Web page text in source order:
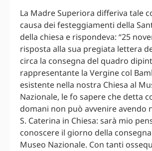
La Madre Superiora differiva tale
causa dei festeggiamenti della
della chiesa e rispondeva: “25
risposta alla sua pregiata lettera
circa la consegna del quadro
rappresentante la Vergine col
esistente nella nostra Chiesa al
Nazionale, le fo sapere che detta
domani non può avvenire avendo
S. Caterina in Chiesa: sarà mio
conoscere il giorno della
Museo Nazionale. Con tanti